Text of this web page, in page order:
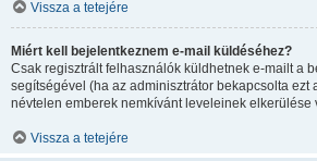
Vissza a tetejére
Miért kell bejelentkeznem e-mail küldéséhez?
Csak regisztrált felhasználók küldhetnek e-mailt a
segítségével (ha az adminisztrátor bekapcsolta ezt
névtelen emberek nemkívánt leveleinek elkerülése
Vissza a tetejére